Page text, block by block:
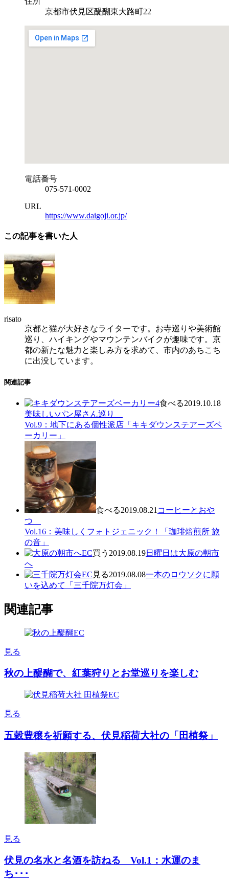
京都市伏見区醍醐東大路町22
電話番号
075-571-0002
URL
https://www.daigoji.or.jp/
この記事を書いた人
risato
京都と猫が大好きなライターです。お寺巡りや美術館
巡り、ハイキングやマウンテンバイクが趣味です。京
都の新たな魅力と楽しみ方を求めて、市内のあちこち
に出没しています。
関連記事
食べる2019.10.18
美味しいパン屋さん巡り
Vol.9：地下にある個性派店「キキダウンステアーズベ
ーカリー」
食べる2019.08.21 コーヒーとおや
つ
Vol.16：美味しくフォトジェニック！「珈琲焙煎所 旅
の音」
買う 2019.08.19日曜日は大原の朝市
へ
見る2019.08.08一本のロウソクに願
いを込めて「三千院万灯会」
関連記事
見る
秋の上醍醐で、紅葉狩りとお堂巡りを楽しむ
見る
五穀豊穣を祈願する、伏見稲荷大社の「田植祭」
見る
伏見の名水と名酒を訪ねる Vol.1：水運のま
ち･･･